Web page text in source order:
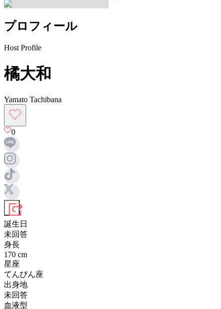
プロフィール
Host Profile
橘大和
Yamato Tachibana
0
誕生日
未回答
身長
170 cm
星座
てんびん座
出身地
未回答
血液型